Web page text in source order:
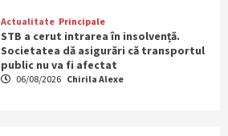
Actualitate Principale
STB a cerut intrarea în insolvență.
Societatea dă asigurări că transportul
public nu va fi afectat
06/08/2026 Chirila Alexe